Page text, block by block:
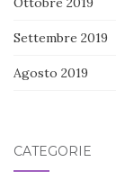
Settembre 2019
Agosto 2019
CATEGORIE